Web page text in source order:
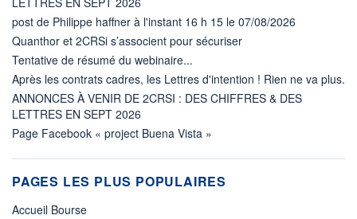
post de Philippe haffner à l'instant 16 h 15 le 07/08/2026
Quanthor et 2CRSi s’associent pour sécuriser
Tentative de résumé du webinaire...
Après les contrats cadres, les Lettres d'intention ! Rien ne va plus.
ANNONCES À VENIR DE 2CRSI : DES CHIFFRES & DES
LETTRES EN SEPT 2026
Page Facebook « project Buena Vista »
PAGES LES PLUS POPULAIRES
Accueil Bourse